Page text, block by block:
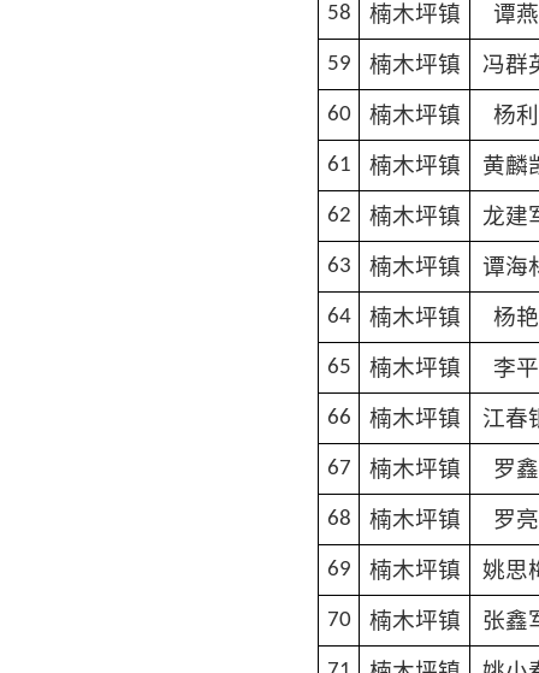
58 楠木坪镇 谭燕
59 楠木坪镇 冯群
60 楠木坪镇 杨利
61 楠木坪镇 黄麟
62 楠木坪镇 龙建
63 楠木坪镇 谭海
64 楠木坪镇 杨艳
65 楠木坪镇 李平
66 楠木坪镇 江春
67 楠木坪镇 罗鑫
68 楠木坪镇 罗亮
69 楠木坪镇 姚思
70 楠木坪镇 张鑫